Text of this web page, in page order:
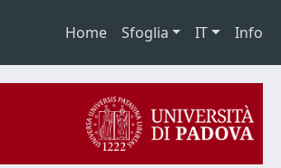
Home Sfoglia IT Info